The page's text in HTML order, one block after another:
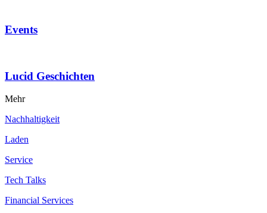
Events
Lucid Geschichten
Mehr
Nachhaltigkeit
Laden
Service
Tech Talks
Financial Services